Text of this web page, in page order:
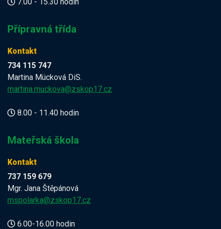
Přípravná třída
Kontakt
734 115 747
Martina Mücková DiS.
martina.muckova@zskop17.cz
8.00 - 11.40 hodin
Mateřská škola
Kontakt
737 159 679
Mgr. Jana Štěpánová
mspolarka@zskop17.cz
6.00-16.00 hodin